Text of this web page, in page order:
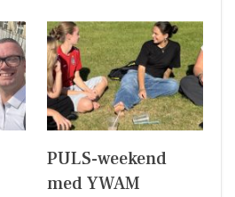
PULS-weekend
med YWAM